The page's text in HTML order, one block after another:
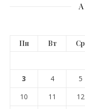
Пн Вт Ср
3
4 5
10
11 12